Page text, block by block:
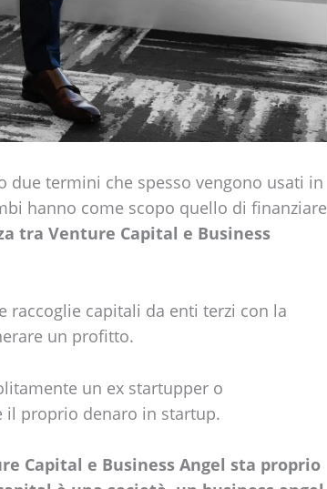
due termini che spesso vengono usati in
hanno come scopo quello di finanziare
tra Venture Capital e Business
raccoglie capitali da enti terzi con la
un profitto.
un ex startupper o
il proprio denaro in startup.
Capital e Business Angel sta proprio